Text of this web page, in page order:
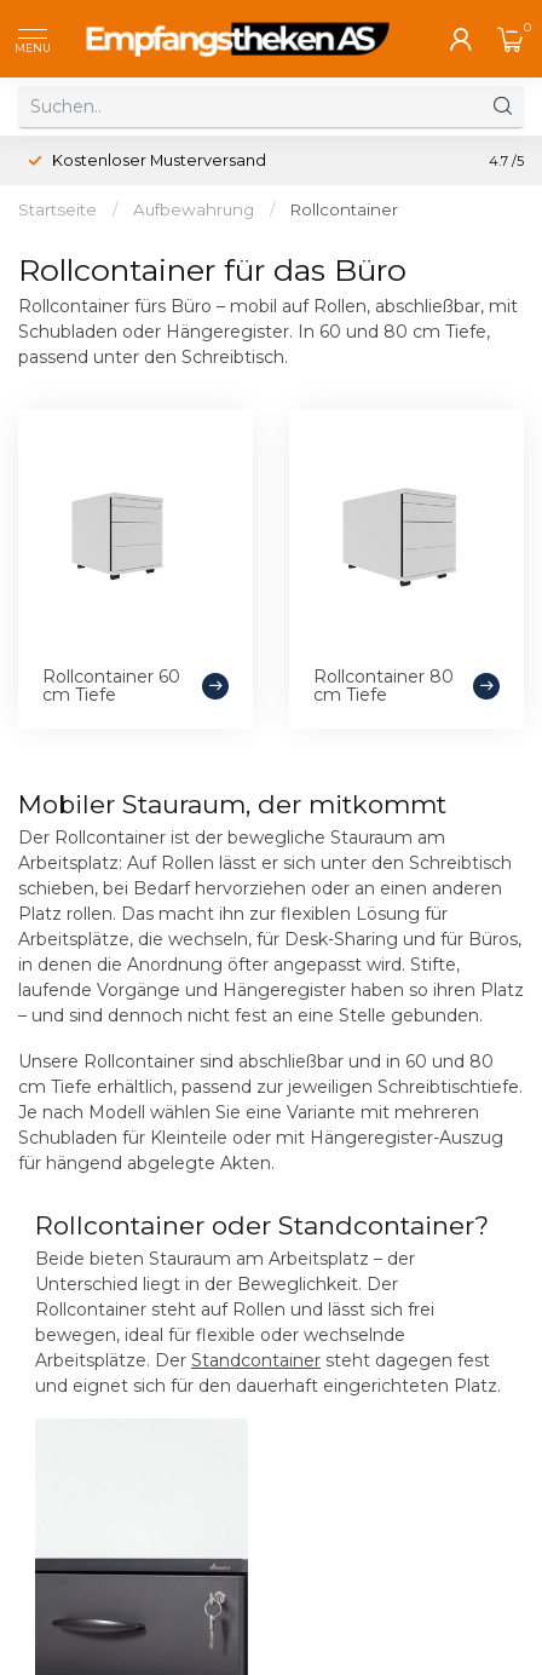
MENU
0
Kostenloser Musterversand 4.7 /5
Startseite / Aufbewahrung / Rollcontainer
Rollcontainer für das Büro
Rollcontainer fürs Büro – mobil auf Rollen, abschließbar, mit
Schubladen oder Hängeregister. In 60 und 80 cm Tiefe,
passend unter den Schreibtisch.
Rollcontainer 60
cm Tiefe
Rollcontainer 80
cm Tiefe
Mobiler Stauraum, der mitkommt
Der Rollcontainer ist der bewegliche Stauraum am
Arbeitsplatz: Auf Rollen lässt er sich unter den Schreibtisch
schieben, bei Bedarf hervorziehen oder an einen anderen
Platz rollen. Das macht ihn zur flexiblen Lösung für
Arbeitsplätze, die wechseln, für Desk-Sharing und für Büros,
in denen die Anordnung öfter angepasst wird. Stifte,
laufende Vorgänge und Hängeregister haben so ihren Platz
– und sind dennoch nicht fest an eine Stelle gebunden.
Unsere Rollcontainer sind abschließbar und in 60 und 80
cm Tiefe erhältlich, passend zur jeweiligen Schreibtischtiefe.
Je nach Modell wählen Sie eine Variante mit mehreren
Schubladen für Kleinteile oder mit Hängeregister-Auszug
für hängend abgelegte Akten.
Rollcontainer oder Standcontainer?
Beide bieten Stauraum am Arbeitsplatz – der
Unterschied liegt in der Beweglichkeit. Der
Rollcontainer steht auf Rollen und lässt sich frei
bewegen, ideal für flexible oder wechselnde
Arbeitsplätze. Der Standcontainer steht dagegen fest
und eignet sich für den dauerhaft eingerichteten Platz.